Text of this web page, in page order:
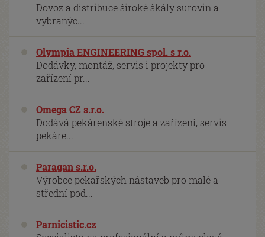
Dovoz a distribuce široké škály surovin a
vybranýc...
Olympia ENGINEERING spol. s r.o.
Dodávky, montáž, servis i projekty pro
zařízení pr...
Omega CZ s.r.o.
Dodává pekárenské stroje a zařízení, servis
pekáre...
Paragan s.r.o.
Výrobce pekařských nástaveb pro malé a
střední pod...
Parnicistic.cz